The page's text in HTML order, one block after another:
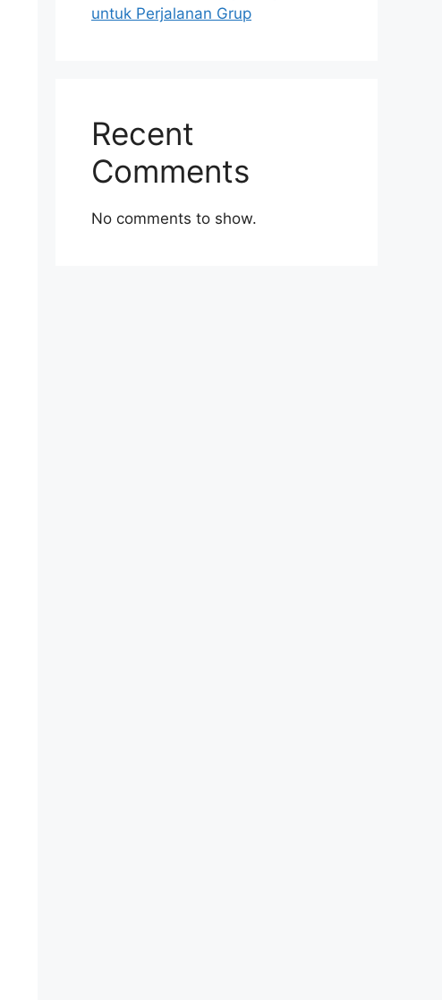
untuk Perjalanan Grup
Recent
Comments
No comments to show.